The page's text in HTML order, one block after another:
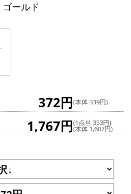
ゴールド
372円(本体 339円)
1,767円(1点当 353円)
(本体 1,607円)